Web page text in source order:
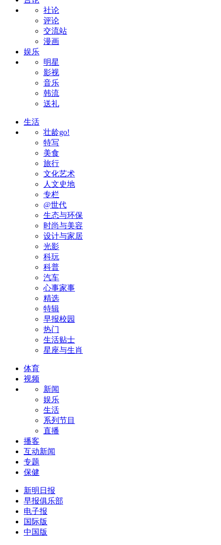
社论
评论
交流站
漫画
娱乐
明星
影视
音乐
韩流
送礼
生活
壮龄go!
特写
美食
旅行
文化艺术
人文史地
专栏
@世代
生态与环保
时尚与美容
设计与家居
光影
科玩
科普
汽车
心事家事
精选
特辑
早报校园
热门
生活贴士
星座与生肖
体育
视频
新闻
娱乐
生活
系列节目
直播
播客
互动新闻
专题
保健
新明日报
早报俱乐部
电子报
国际版
中国版